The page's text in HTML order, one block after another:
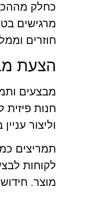
כחלק
מרגישים
חוזרים
הצעת
מבצעים
חנות פיזית
וליצור
תמריצים
לקוחות
מוצר.